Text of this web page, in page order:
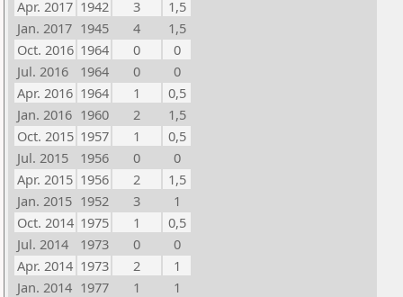
Apr. 2017 1942 3
1,5
Jan. 2017 1945 4
1,5
Oct. 2016 1964 0
0
Jul. 2016
1964 0
0
Apr. 2016 1964 1
0,5
Jan. 2016 1960 2
1,5
Oct. 2015 1957 1
0,5
Jul. 2015
1956 0
0
Apr. 2015 1956 2
1,5
Jan. 2015 1952 3
1
Oct. 2014 1975 1
0,5
Jul. 2014
1973 0
0
Apr. 2014 1973 2
1
Jan. 2014 1977 1
1